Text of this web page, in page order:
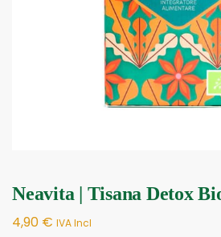
Neavita | Tisana Detox
4,90 € IVA Incl